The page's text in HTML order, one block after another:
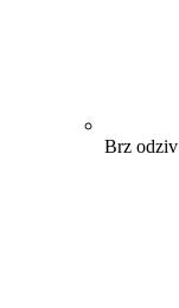
Brz odziv